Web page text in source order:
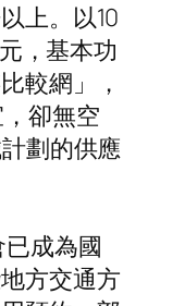
上。以10
，基本功
較網」，
卻無空
劃的供應
成為國
方交通方